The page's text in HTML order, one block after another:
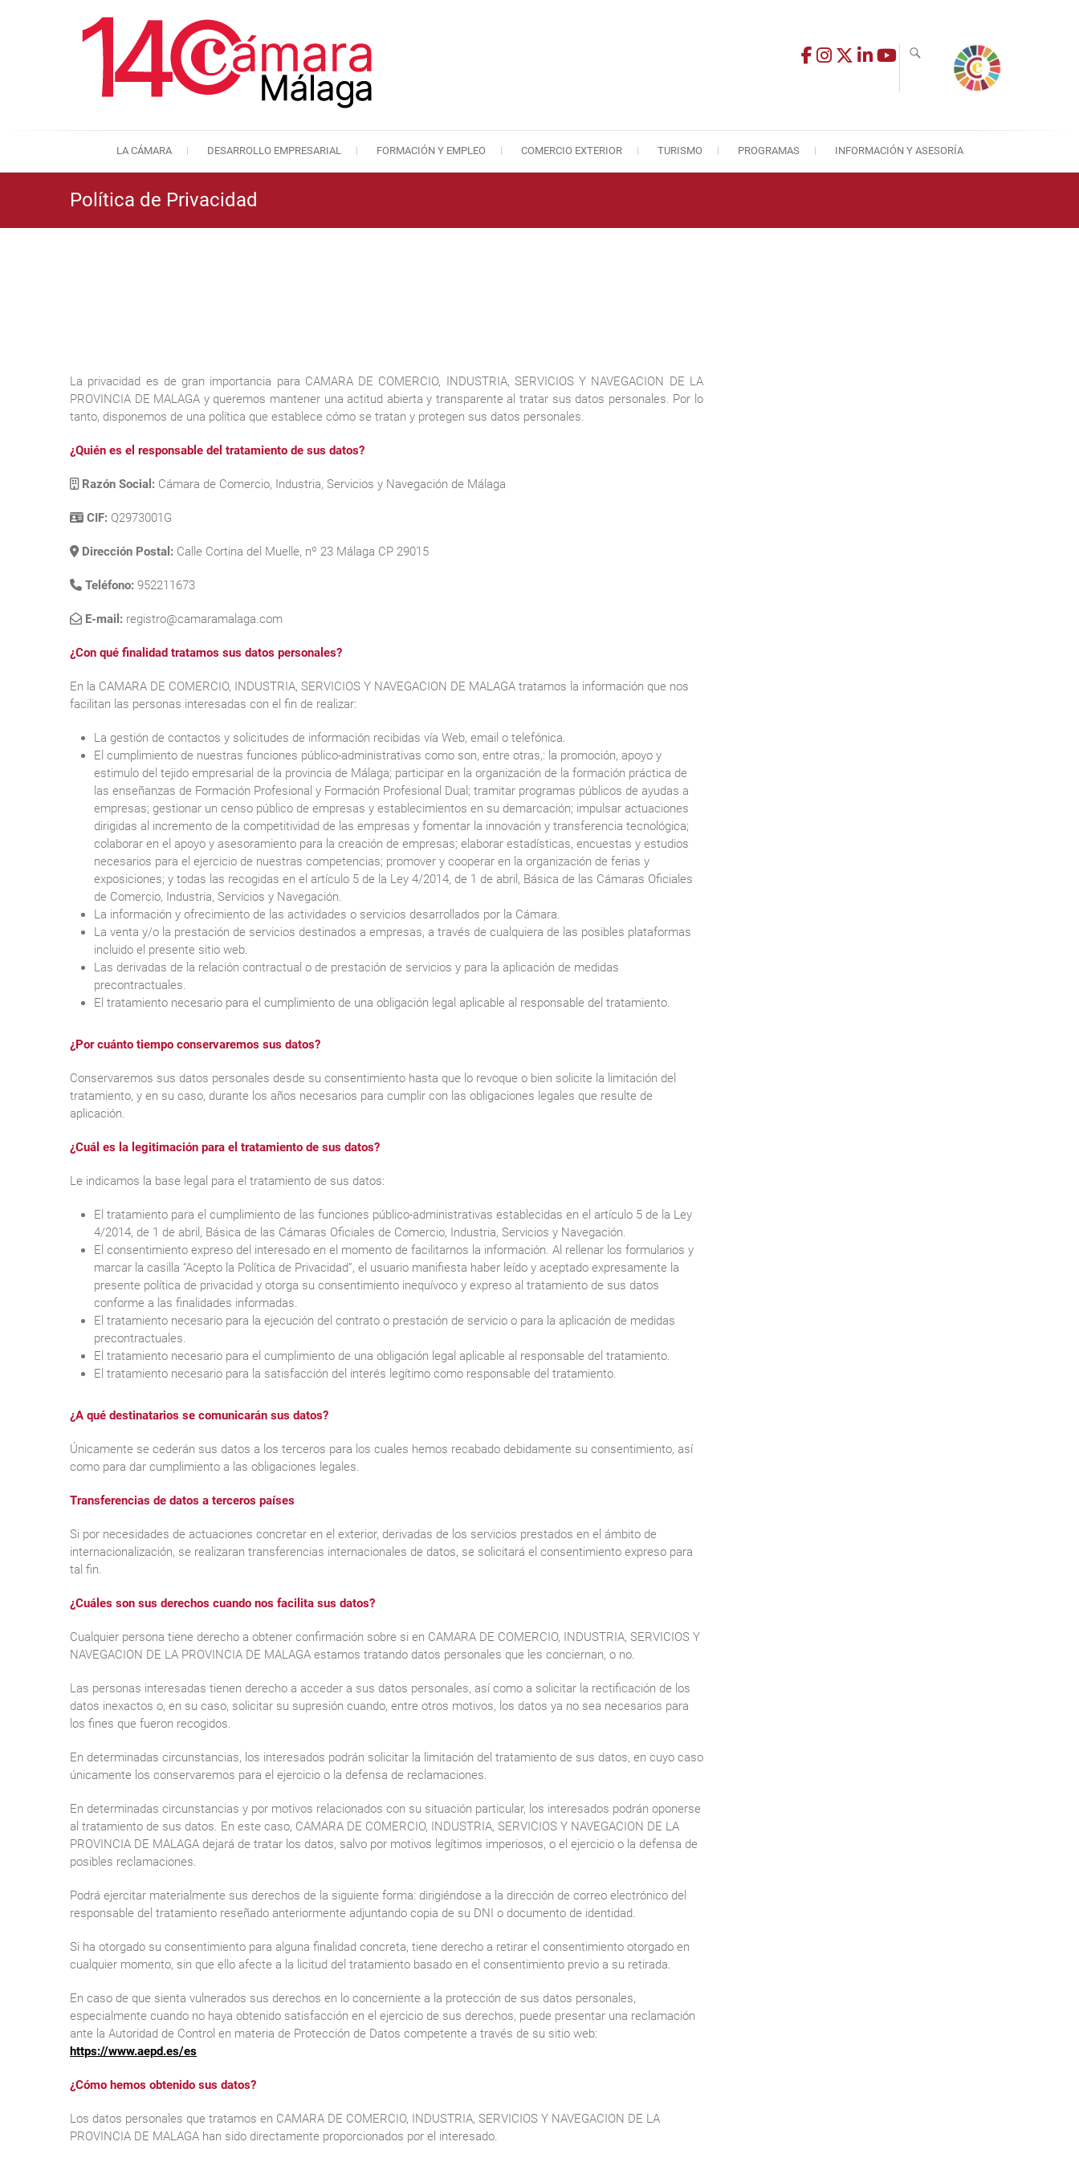
Cámara de Comercio de Málaga
LA CÁMARA DESARROLLO EMPRESARIAL FORMACIÓN Y EMPLEO COMERCIO EXTERIOR TURISMO PROGRAMAS INFORMACIÓN Y ASESORÍA
Política de Privacidad
La privacidad es de gran importancia para CAMARA DE COMERCIO, INDUSTRIA, SERVICIOS Y NAVEGACION DE LA
PROVINCIA DE MALAGA y queremos mantener una actitud abierta y transparente al tratar sus datos personales. Por lo
tanto, disponemos de una política que establece cómo se tratan y protegen sus datos personales.
¿Quién es el responsable del tratamiento de sus datos?
Razón Social: Cámara de Comercio, Industria, Servicios y Navegación de Málaga
CIF: Q2973001G
Dirección Postal: Calle Cortina del Muelle, nº 23 Málaga CP 29015
Teléfono: 952211673
E-mail: registro@camaramalaga.com
¿Con qué finalidad tratamos sus datos personales?
En la CAMARA DE COMERCIO, INDUSTRIA, SERVICIOS Y NAVEGACION DE MALAGA tratamos la información que nos
facilitan las personas interesadas con el fin de realizar:
La gestión de contactos y solicitudes de información recibidas vía Web, email o telefónica.
El cumplimiento de nuestras funciones público-administrativas como son, entre otras,: la promoción, apoyo y
estimulo del tejido empresarial de la provincia de Málaga; participar en la organización de la formación práctica de
las enseñanzas de Formación Profesional y Formación Profesional Dual; tramitar programas públicos de ayudas a
empresas; gestionar un censo público de empresas y establecimientos en su demarcación; impulsar actuaciones
dirigidas al incremento de la competitividad de las empresas y fomentar la innovación y transferencia tecnológica;
colaborar en el apoyo y asesoramiento para la creación de empresas; elaborar estadísticas, encuestas y estudios
necesarios para el ejercicio de nuestras competencias; promover y cooperar en la organización de ferias y
exposiciones; y todas las recogidas en el artículo 5 de la Ley 4/2014, de 1 de abril, Básica de las Cámaras Oficiales
de Comercio, Industria, Servicios y Navegación.
La información y ofrecimiento de las actividades o servicios desarrollados por la Cámara.
La venta y/o la prestación de servicios destinados a empresas, a través de cualquiera de las posibles plataformas
incluido el presente sitio web.
Las derivadas de la relación contractual o de prestación de servicios y para la aplicación de medidas
precontractuales.
El tratamiento necesario para el cumplimiento de una obligación legal aplicable al responsable del tratamiento.
¿Por cuánto tiempo conservaremos sus datos?
Conservaremos sus datos personales desde su consentimiento hasta que lo revoque o bien solicite la limitación del
tratamiento, y en su caso, durante los años necesarios para cumplir con las obligaciones legales que resulte de
aplicación.
¿Cuál es la legitimación para el tratamiento de sus datos?
Le indicamos la base legal para el tratamiento de sus datos:
El tratamiento para el cumplimiento de las funciones público-administrativas establecidas en el artículo 5 de la Ley
4/2014, de 1 de abril, Básica de las Cámaras Oficiales de Comercio, Industria, Servicios y Navegación.
El consentimiento expreso del interesado en el momento de facilitarnos la información. Al rellenar los formularios y
marcar la casilla “Acepto la Política de Privacidad”, el usuario manifiesta haber leído y aceptado expresamente la
presente política de privacidad y otorga su consentimiento inequívoco y expreso al tratamiento de sus datos
conforme a las finalidades informadas.
El tratamiento necesario para la ejecución del contrato o prestación de servicio o para la aplicación de medidas
precontractuales.
El tratamiento necesario para el cumplimiento de una obligación legal aplicable al responsable del tratamiento.
El tratamiento necesario para la satisfacción del interés legítimo como responsable del tratamiento.
¿A qué destinatarios se comunicarán sus datos?
Únicamente se cederán sus datos a los terceros para los cuales hemos recabado debidamente su consentimiento, así
como para dar cumplimiento a las obligaciones legales.
Transferencias de datos a terceros países
Si por necesidades de actuaciones concretar en el exterior, derivadas de los servicios prestados en el ámbito de
internacionalización, se realizaran transferencias internacionales de datos, se solicitará el consentimiento expreso para
tal fin.
¿Cuáles son sus derechos cuando nos facilita sus datos?
Cualquier persona tiene derecho a obtener confirmación sobre si en CAMARA DE COMERCIO, INDUSTRIA, SERVICIOS Y
NAVEGACION DE LA PROVINCIA DE MALAGA estamos tratando datos personales que les conciernan, o no.
Las personas interesadas tienen derecho a acceder a sus datos personales, así como a solicitar la rectificación de los
datos inexactos o, en su caso, solicitar su supresión cuando, entre otros motivos, los datos ya no sea necesarios para
los fines que fueron recogidos.
En determinadas circunstancias, los interesados podrán solicitar la limitación del tratamiento de sus datos, en cuyo caso
únicamente los conservaremos para el ejercicio o la defensa de reclamaciones.
En determinadas circunstancias y por motivos relacionados con su situación particular, los interesados podrán oponerse
al tratamiento de sus datos. En este caso, CAMARA DE COMERCIO, INDUSTRIA, SERVICIOS Y NAVEGACION DE LA
PROVINCIA DE MALAGA dejará de tratar los datos, salvo por motivos legítimos imperiosos, o el ejercicio o la defensa de
posibles reclamaciones.
Podrá ejercitar materialmente sus derechos de la siguiente forma: dirigiéndose a la dirección de correo electrónico del
responsable del tratamiento reseñado anteriormente adjuntando copia de su DNI o documento de identidad.
Si ha otorgado su consentimiento para alguna finalidad concreta, tiene derecho a retirar el consentimiento otorgado en
cualquier momento, sin que ello afecte a la licitud del tratamiento basado en el consentimiento previo a su retirada.
En caso de que sienta vulnerados sus derechos en lo concerniente a la protección de sus datos personales,
especialmente cuando no haya obtenido satisfacción en el ejercicio de sus derechos, puede presentar una reclamación
ante la Autoridad de Control en materia de Protección de Datos competente a través de su sitio web:
https://www.aepd.es/es
¿Cómo hemos obtenido sus datos?
Los datos personales que tratamos en CAMARA DE COMERCIO, INDUSTRIA, SERVICIOS Y NAVEGACION DE LA
PROVINCIA DE MALAGA han sido directamente proporcionados por el interesado.